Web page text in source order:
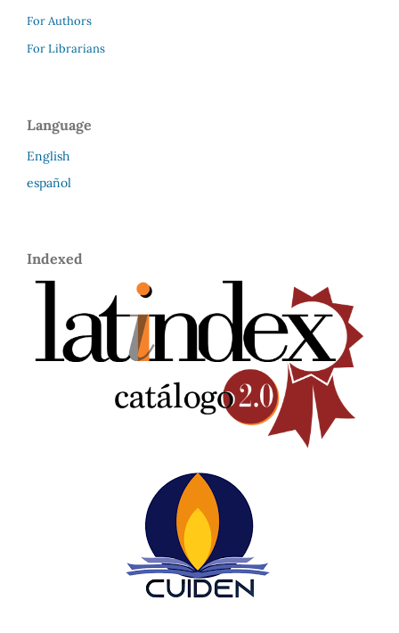
For Authors
For Librarians
Language
English
español
Indexed